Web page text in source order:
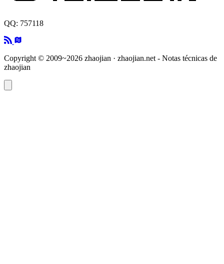
QQ: 757118
Copyright © 2009~2026 zhaojian · zhaojian.net - Notas técnicas de
zhaojian